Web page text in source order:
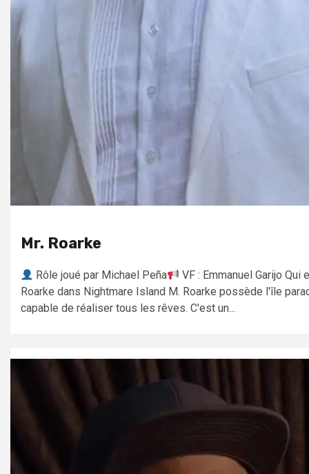
Mr. Roarke
Rôle joué par Michael Peña
VF : Emmanuel Garijo Qui
Roarke dans Nightmare Island M. Roarke possède l'île
capable de réaliser tous les rêves. C'est un...